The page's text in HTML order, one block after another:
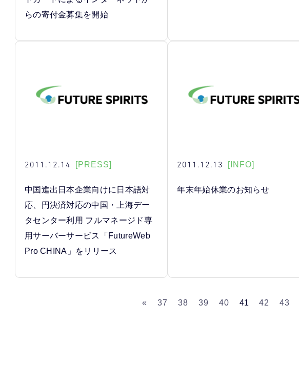
らの寄付金募集を開始
2011.12.14 [PRESS]
中国進出日本企業向けに日本語対
応、円決済対応の中国・上海デー
タセンター利用 フルマネージド専
用サーバーサービス「FutureWeb
Pro CHINA」をリリース
2011.12.13 [INFO]
年末年始休業のお知らせ
« 37 38 39 40 41 42 43